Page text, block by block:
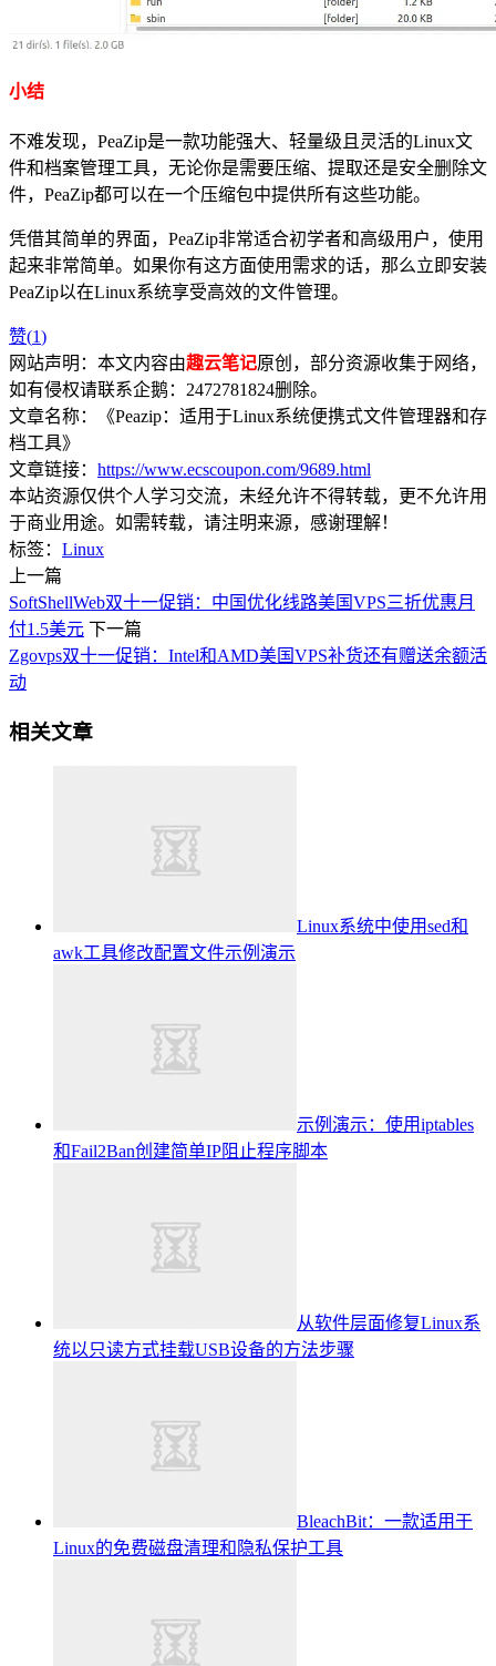
小结
不难发现，PeaZip是一款功能强大、轻量级且灵活的Linux文
件和档案管理工具，无论你是需要压缩、提取还是安全删除文
件，PeaZip都可以在一个压缩包中提供所有这些功能。
凭借其简单的界面，PeaZip非常适合初学者和高级用户，使用
起来非常简单。如果你有这方面使用需求的话，那么立即安装
PeaZip以在Linux系统享受高效的文件管理。
赞(1)
网站声明：本文内容由趣云笔记原创，部分资源收集于网络，
如有侵权请联系企鹅：2472781824删除。
文章名称：《Peazip：适用于Linux系统便携式文件管理器和存
档工具》
文章链接： https://www.ecscoupon.com/9689.html
本站资源仅供个人学习交流，未经允许不得转载，更不允许用
于商业用途。如需转载，请注明来源，感谢理解！
标签： Linux
上一篇
SoftShellWeb双十一促销：中国优化线路美国VPS三折优惠月
付1.5美元 下一篇
Zgovps双十一促销：Intel和AMD美国VPS补货还有赠送余额活
动
相关文章
Linux系统中使用sed和
awk工具修改配置文件示例演示
示例演示：使用iptables
和Fail2Ban创建简单IP阻止程序脚本
从软件层面修复Linux系
统以只读方式挂载USB设备的方法步骤
BleachBit：一款适用于
Linux的免费磁盘清理和隐私保护工具